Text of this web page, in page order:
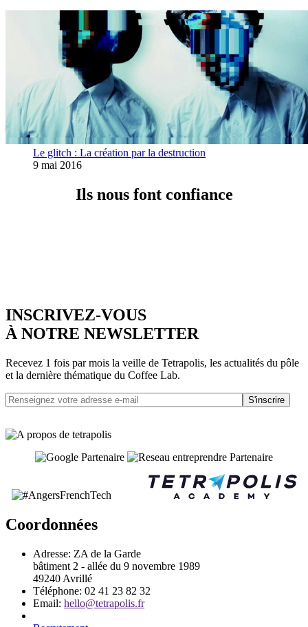
Le glitch : La création par la destruction
9 mai 2016
Ils nous font confiance
INSCRIVEZ-VOUS
À NOTRE NEWSLETTER
Recevez 1 fois par mois la veille de Tetrapolis, les actualités du pôle
et la dernière thématique du Coffee Lab.
S'inscrire
Coordonnées
Adresse: ZA de la Garde
bâtiment 2 - allée du 9 novembre 1989
49240 Avrillé
Téléphone: 02 41 23 82 32
Email: hello@tetrapolis.fr